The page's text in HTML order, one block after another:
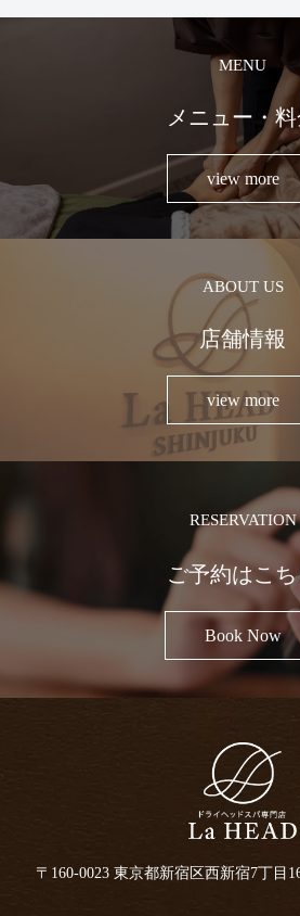
す。
MENU
メニュー・
view more
ABOUT US
店舗情報
view more
RESERVATION
ご予約はこち
Book Now
〒160-0023 東京都新宿区西新宿7丁目